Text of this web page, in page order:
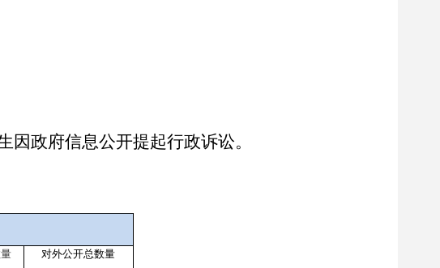
政府信息公开提起行政诉讼。
对外公开总数量